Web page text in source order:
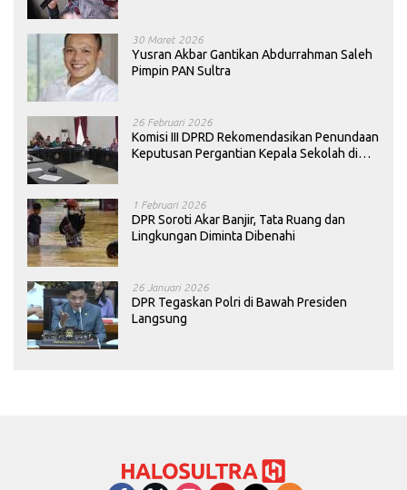
30 Maret 2026
Yusran Akbar Gantikan Abdurrahman Saleh
Pimpin PAN Sultra
26 Februari 2026
Komisi III DPRD Rekomendasikan Penundaan
Keputusan Pergantian Kepala Sekolah di
1 Februari 2026
DPR Soroti Akar Banjir, Tata Ruang dan
Lingkungan Diminta Dibenahi
26 Januari 2026
DPR Tegaskan Polri di Bawah Presiden
Langsung